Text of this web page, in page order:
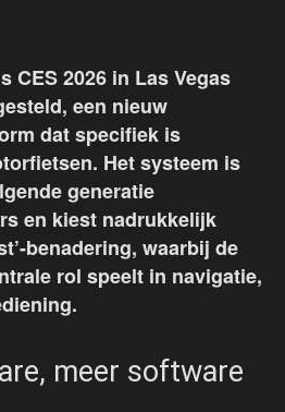
CES 2026 in Las Vegas
een nieuw
dat specifiek is
Het systeem is
generatie
en kiest nadrukkelijk
benadering, waarbij de
rol speelt in navigatie,
meer software